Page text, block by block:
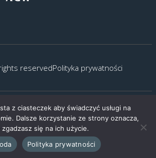
reservedPolityka prywatności
by: G.Kocyłowski
z ciasteczek aby świadczyć usługi na
Dalsze korzystanie ze strony oznacza,
zgadzasz się na ich użycie.
Polityka prywatności